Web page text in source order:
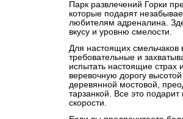
Парк развлечений Горки
которые подарят
любителям адреналина.
вкусу и уровню смелости.
Для настоящих
требовательные и
испытать настоящие страх
веревочную дорогу
деревянной мостовой,
тарзанкой. Все это
скорости.